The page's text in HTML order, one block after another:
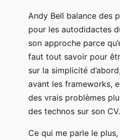
Andy Bell balance des
pour les autodidactes
son approche parce
faut tout savoir pour
sur la simplicité
avant les frameworks,
des vrais problèmes
des technos sur son CV.
Ce qui me parle le